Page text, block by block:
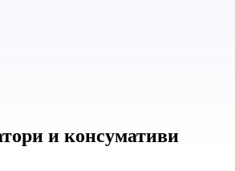
и консумативи